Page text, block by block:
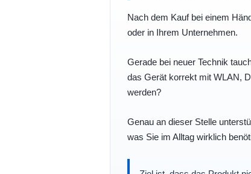
Nach dem Kauf bei einem
oder in Ihrem Unternehmen.
Gerade bei neuer Technik
das Gerät korrekt mit WLAN,
werden?
Genau an dieser Stelle
was Sie im Alltag wirklich